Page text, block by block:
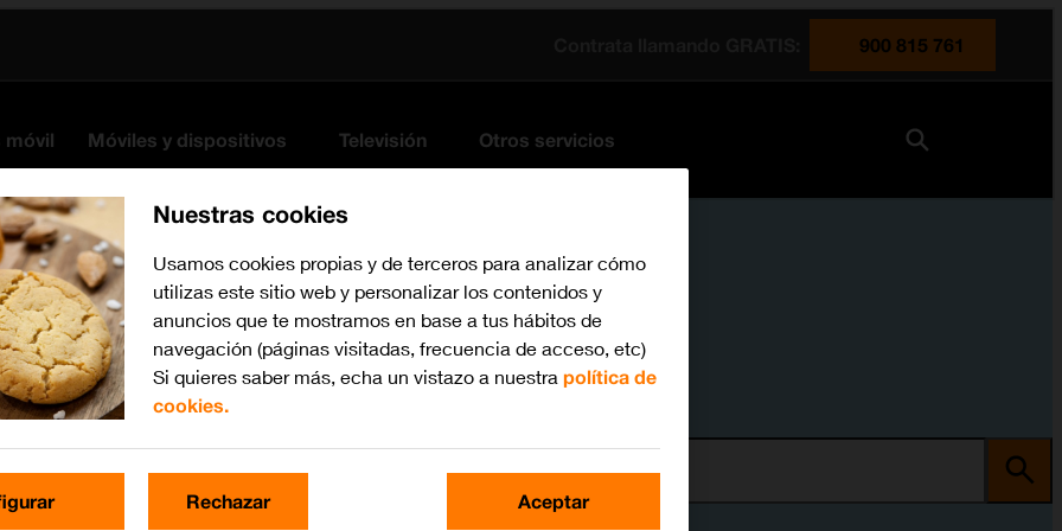
900 815 761
móvil Móviles y dispositivos Televisión Otros servicios
Busca por problema o tema
Nuestras cookies
Usamos cookies propias y de terceros para analizar cómo
utilizas este sitio web y personalizar los contenidos y
anuncios que te mostramos en base a tus hábitos de
navegación (páginas visitadas, frecuencia de acceso, etc)
Si quieres saber más, echa un vistazo a nuestra política de
cookies.
Rechazar Aceptar